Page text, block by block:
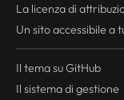
La licenza di
Un sito accessibile a
Il tema su GitHub
Il sistema di gestione